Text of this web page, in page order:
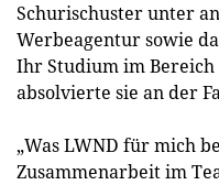
Schurischuster unter
Werbeagentur sowie
Ihr Studium im
absolvierte sie an der
„Was LWND für mich
Zusammenarbeit im